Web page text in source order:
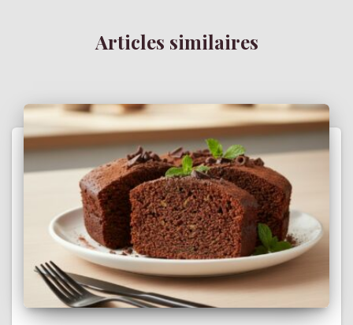
Articles similaires